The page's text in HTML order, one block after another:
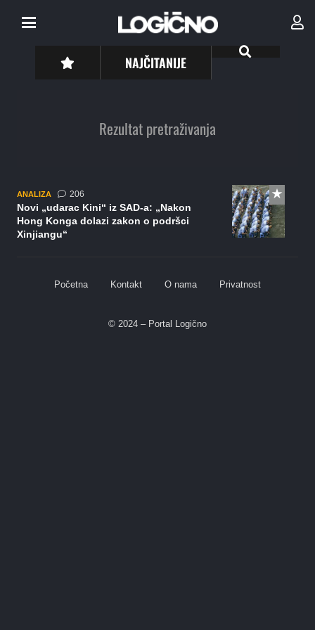
NAJČITANIJE
Rezultat pretraživanja
ANALIZA 206komentara
Novi „udarac Kini“ iz SAD-a: „Nakon
Hong Konga dolazi zakon o podršci
Xinjiangu“
Početna Kontakt O nama Privatnost
© 2024 – Portal Logično